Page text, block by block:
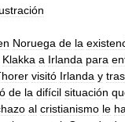
Noruega de la
Klakka a Irlanda para
visitó Irlanda y tras
de la difícil situación
al cristianismo le